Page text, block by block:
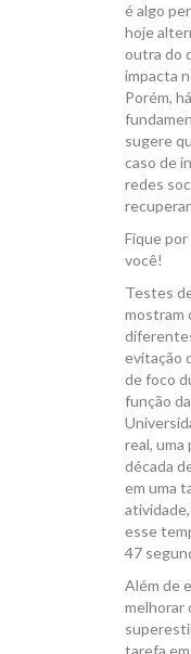
é algo
hoje
outra do
impacta
Porém,
sugere
caso de
redes
Fique
você!
Testes
mostram
evitação
de foco
função
real, uma
década
em uma
esse
47
Além de
melhorar